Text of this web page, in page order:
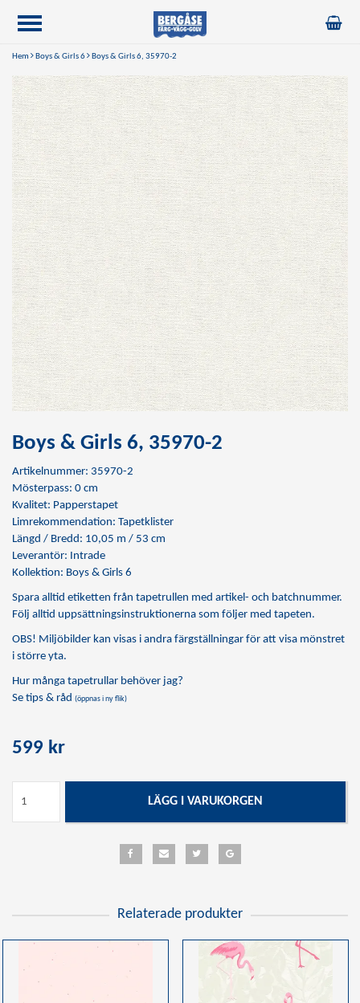
Hem Boys & Girls 6 Boys & Girls 6, 35970-2
Boys & Girls 6, 35970-2
Artikelnummer: 35970-2
Mösterpass: 0 cm
Kvalitet: Papperstapet
Limrekommendation: Tapetklister
Längd / Bredd: 10,05 m / 53 cm
Leverantör: Intrade
Kollektion: Boys & Girls 6
Spara alltid etiketten från tapetrullen med artikel- och batchnummer.
Följ alltid uppsättningsinstruktionerna som följer med tapeten.
OBS! Miljöbilder kan visas i andra färgställningar för att visa mönstret
i större yta.
Hur många tapetrullar behöver jag?
Se tips & råd (öppnas i ny flik)
599 kr
LÄGG I VARUKORGEN
Relaterade produkter